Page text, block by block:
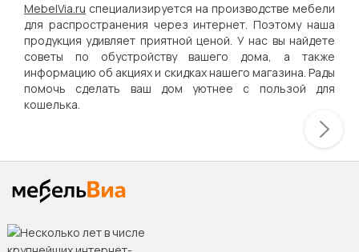
MebelVia.ru специализируется на производстве мебели
для распространения через интернет. Поэтому наша
продукция удивляет приятной ценой. У нас вы найдете
советы по обустройству вашего дома, а также
информацию об акциях и скидках нашего магазина. Рады
помочь сделать ваш дом уютнее с пользой для
кошелька.